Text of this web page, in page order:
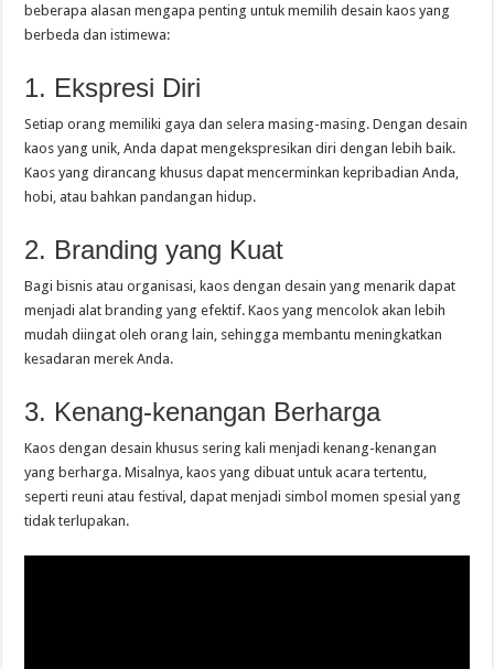
beberapa alasan mengapa penting untuk memilih desain kaos yang
berbeda dan istimewa:
1. Ekspresi Diri
Setiap orang memiliki gaya dan selera masing-masing. Dengan desain
kaos yang unik, Anda dapat mengekspresikan diri dengan lebih baik.
Kaos yang dirancang khusus dapat mencerminkan kepribadian Anda,
hobi, atau bahkan pandangan hidup.
2. Branding yang Kuat
Bagi bisnis atau organisasi, kaos dengan desain yang menarik dapat
menjadi alat branding yang efektif. Kaos yang mencolok akan lebih
mudah diingat oleh orang lain, sehingga membantu meningkatkan
kesadaran merek Anda.
3. Kenang-kenangan Berharga
Kaos dengan desain khusus sering kali menjadi kenang-kenangan
yang berharga. Misalnya, kaos yang dibuat untuk acara tertentu,
seperti reuni atau festival, dapat menjadi simbol momen spesial yang
tidak terlupakan.